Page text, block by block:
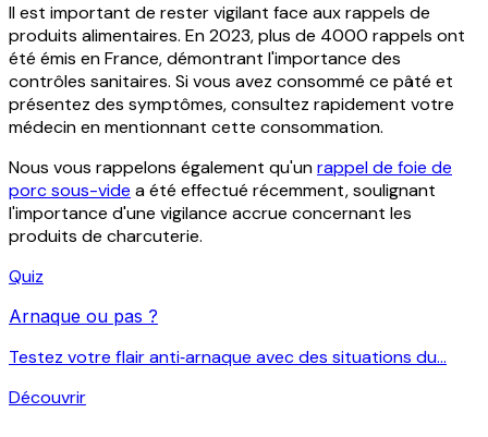
Il est important de rester vigilant face aux rappels de
produits alimentaires. En 2023, plus de 4000 rappels ont
été émis en France, démontrant l'importance des
contrôles sanitaires. Si vous avez consommé ce pâté et
présentez des symptômes, consultez rapidement votre
médecin en mentionnant cette consommation.
Nous vous rappelons également qu'unrappel de foie de
porc sous-vide a été effectué récemment, soulignant
l'importance d'une vigilance accrue concernant les
produits de charcuterie.
Quiz
Arnaque ou pas ?
Testez votre flair anti‑arnaque avec des situations du...
Découvrir